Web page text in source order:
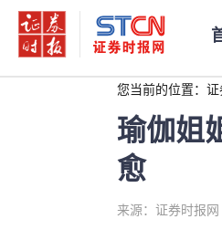
您当前的位置：
瑜伽姐
愈
来源：证券时报网